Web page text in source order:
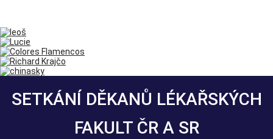
SETKÁNÍ DĚKANŮ LÉKAŘSKÝCH
FAKULT ČR A SR